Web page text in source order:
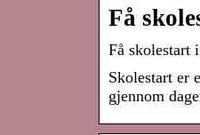
Få
Få skolestart
Skolestart er
gjennom